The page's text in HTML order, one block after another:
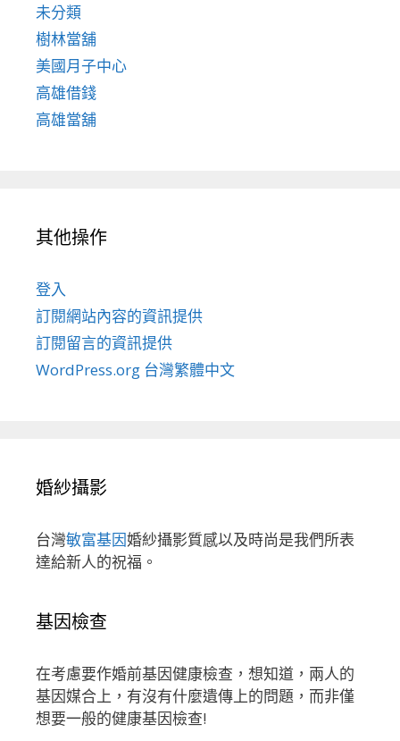
未分類
樹林當舖
美國月子中心
高雄借錢
高雄當舖
其他操作
登入
訂閱網站內容的資訊提供
訂閱留言的資訊提供
WordPress.org 台灣繁體中文
婚紗攝影
台灣敏富基因婚紗攝影質感以及時尚是我們所表
達給新人的祝福。
基因檢查
在考慮要作婚前基因健康檢查，想知道，兩人的
基因媒合上，有沒有什麼遺傳上的問題，而非僅
想要一般的健康基因檢查!